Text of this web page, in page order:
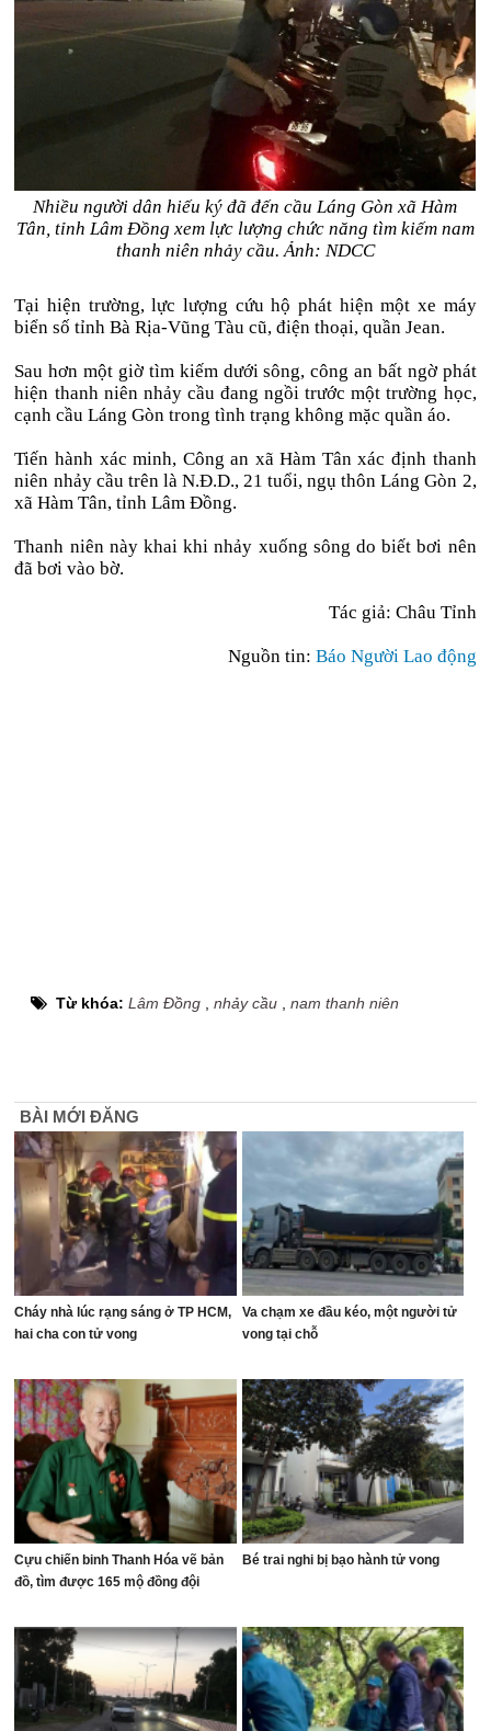
Nhiều người dân hiếu ký đã đến cầu Láng Gòn xã Hàm
Tân, tỉnh Lâm Đồng xem lực lượng chức năng tìm kiếm nam
thanh niên nhảy cầu. Ảnh: NDCC
Tại hiện trường, lực lượng cứu hộ phát hiện một xe máy
biển số tỉnh Bà Rịa-Vũng Tàu cũ, điện thoại, quần Jean.
Sau hơn một giờ tìm kiếm dưới sông, công an bất ngờ phát
hiện thanh niên nhảy cầu đang ngồi trước một trường học,
cạnh cầu Láng Gòn trong tình trạng không mặc quần áo.
Tiến hành xác minh, Công an xã Hàm Tân xác định thanh
niên nhảy cầu trên là N.Đ.D., 21 tuổi, ngụ thôn Láng Gòn 2,
xã Hàm Tân, tỉnh Lâm Đồng.
Thanh niên này khai khi nhảy xuống sông do biết bơi nên
đã bơi vào bờ.
Tác giả: Châu Tỉnh
Nguồn tin: Báo Người Lao động
Từ khóa:Lâm Đồng ,nhảy cầu ,nam thanh niên
BÀI MỚI ĐĂNG
Cháy nhà lúc rạng sáng ở TP HCM,
hai cha con tử vong
Va chạm xe đầu kéo, một người tử
vong tại chỗ
Cựu chiến binh Thanh Hóa vẽ bản
đồ, tìm được 165 mộ đồng đội
Bé trai nghi bị bạo hành tử vong